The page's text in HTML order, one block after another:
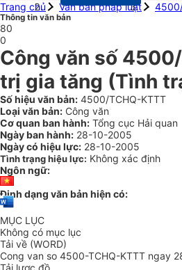
Trang chủ
Văn bản pháp luật
Thông tin văn bản
80
0
Công văn số
trị gia tăng (Tình
Số hiệu văn bản: 4500/TCHQ-KTTT
Loại văn bản: Công văn
Cơ quan ban hành: Tổng cục Hải quan
Ngày ban hành: 28-10-2005
Ngày có hiệu lực: 28-10-2005
Tình trạng hiệu lực: Không xác định
Ngôn ngữ:
Định dạng văn bản hiện có:
MỤC LỤC
Không có mục lục
Tải về (WORD)
Cong van so 4500-TCHQ-KTTT ngay
Tải lược đồ